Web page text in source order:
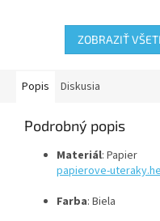
sa využíva...
ZOBRAZIŤ
Popis Diskusia
Podrobný popis
Materiál: Papier
papierove-
Farba: Biela